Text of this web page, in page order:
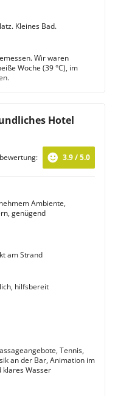
Kleines Bad.
Wir waren
Woche (39 °C), im
Hotel
3.9 / 5.0
Ambiente,
genügend
am Strand
hilfsbereit
Tennis,
an der Bar, Animation im
klares Wasser